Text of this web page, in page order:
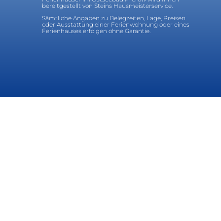
bereitgestellt von Steins Hausmeisterservice.
Sämtliche Angaben zu Belegzeiten, Lage, Preisen
oder Ausstattung einer Ferienwohnung oder eines
Ferienhauses erfolgen ohne Garantie.